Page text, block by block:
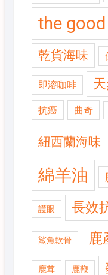
the
乾貨海味
即溶咖啡
抗癌 曲奇
紐西蘭海味
綿羊油
護眼 長效
鯊魚軟骨 鹿
鹿茸 鹿鞭